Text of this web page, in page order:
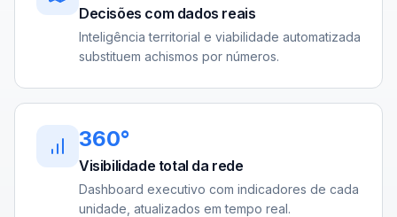
Decisões com dados reais
Inteligência territorial e viabilidade automatizada
substituem achismos por números.
360°
Visibilidade total da rede
Dashboard executivo com indicadores de cada
unidade, atualizados em tempo real.